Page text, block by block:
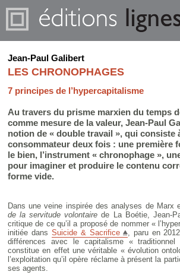
Jean-Paul Galibert
LES CHRONOPHAGES
7 principes de l’hypercapitalisme
Au travers du prisme marxien du temps
comme mesure de la valeur, Jean-Paul
notion de « double travail », qui consiste
consommateur deux fois : une première
le bien, l’instrument « chronophage »,
pour imaginer et produire le contenu
forme vide.
Dans une veine inspirée des analyses de Marx
de la servitude volontaire de La Boétie, Jean-
critique de ce qu’il a proposé de nommer «
initiée dans Suicide & Sacrifice
, paru en
différences avec le capitalisme «
constitue en effet une véritable « évolution
l’exploitation qu’il opère réclame à présent la
ses agents.